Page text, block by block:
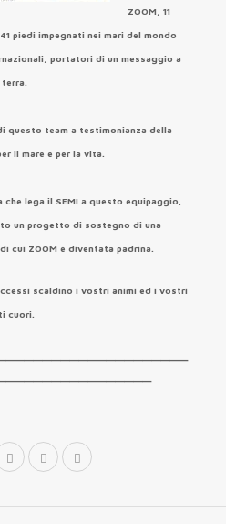
ZOOM, 11
piedi impegnati nei mari del mondo
portatori di un messaggio a
questo team a testimonianza della
il mare e per la vita.
che lega il SEMI a questo equipaggio,
un progetto di sostegno di una
cui ZOOM è diventata padrina.
scaldino i vostri animi ed i vostri
cuori.